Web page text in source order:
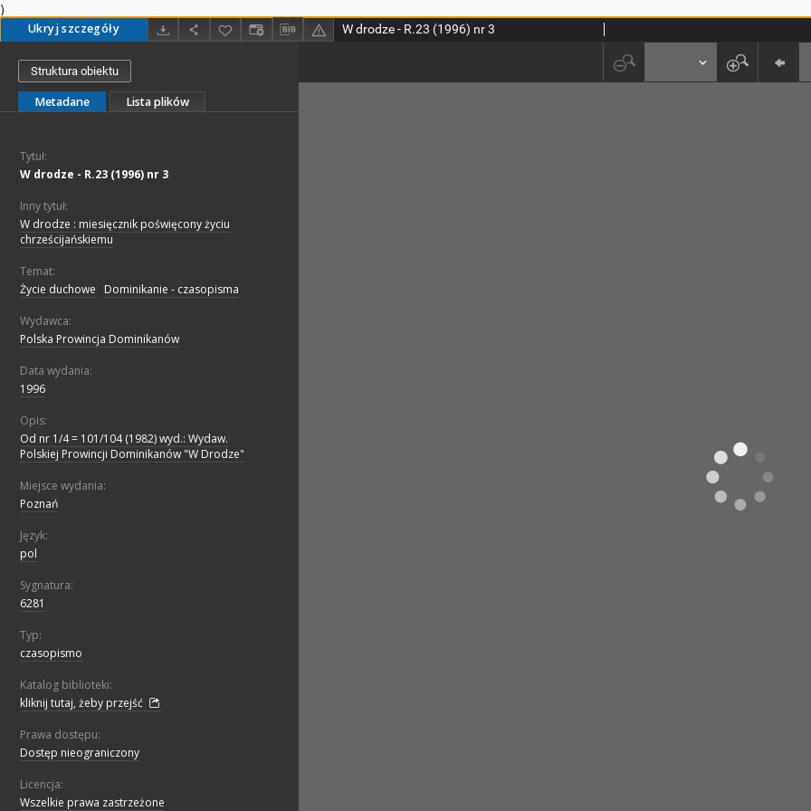
)
Ukryj szczegóły W drodze - R.23 (1996) nr 3
Struktura obiektu
Metadane Lista plików
Tytuł:
W drodze - R.23 (1996) nr 3
Inny tytuł:
W drodze : miesięcznik poświęcony życiu
chrześcijańskiemu
Temat:
Życie duchowe
Dominikanie - czasopisma
Wydawca:
Polska Prowincja Dominikanów
Data wydania:
1996
Opis:
Od nr 1/4 = 101/104 (1982) wyd.: Wydaw.
Polskiej Prowincji Dominikanów "W Drodze"
Miejsce wydania:
Poznań
Język:
pol
Sygnatura:
6281
Typ:
czasopismo
Katalog biblioteki:
kliknij tutaj, żeby przejść
Prawa dostępu:
Dostęp nieograniczony
Licencja:
Wszelkie prawa zastrzeżone